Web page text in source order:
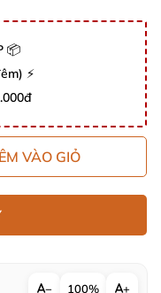
📦
⚡
VÀO GIỎ
− 100% +